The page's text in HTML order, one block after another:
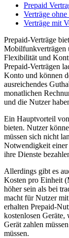
Prepaid
Verträge
Verträge mit
Prepaid-Verträge
Mobilfunkverträgen
Flexibilität und
Prepaid-Verträgen
Konto und können
ausreichendes
monatlichen
und die Nutzer
Ein Hauptvorteil
bieten. Nutzer
müssen sich nicht
Notwendigkeit
ihre Dienste
Allerdings gibt es
Kosten pro Einheit
höher sein als bei
macht für Nutzer
erhalten Prepaid-
kostenlosen Geräte,
Gerät zahlen
müssen.